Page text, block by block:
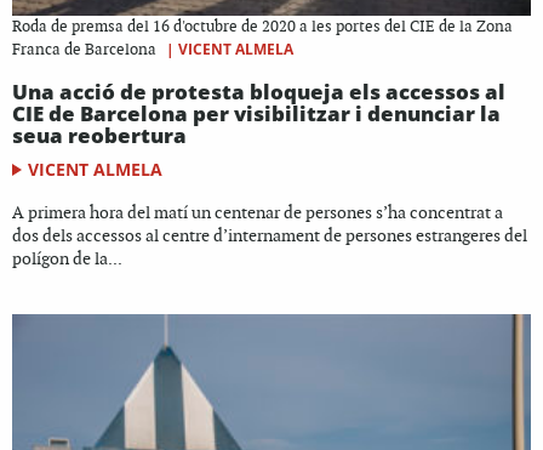
Roda de premsa del 16 d'octubre de 2020 a les portes del CIE de la Zona
Franca de Barcelona
| VICENT ALMELA
Una acció de protesta bloqueja els accessos al
CIE de Barcelona per visibilitzar i denunciar la
seua reobertura
VICENT ALMELA
A primera hora del matí un centenar de persones s’ha concentrat a
dos dels accessos al centre d’internament de persones estrangeres del
polígon de la...